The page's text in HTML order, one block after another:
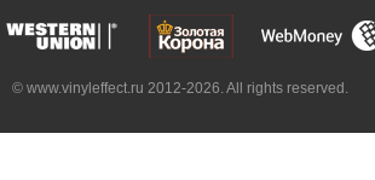
© www.vinyleffect.ru 2012-2026. All rights reserved.